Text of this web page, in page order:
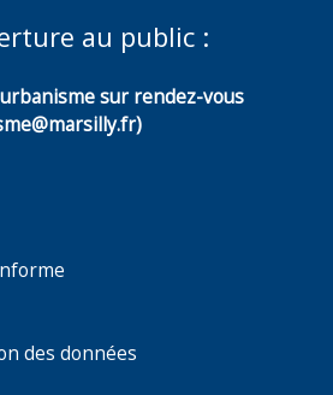
au public :
sur rendez-vous
des données